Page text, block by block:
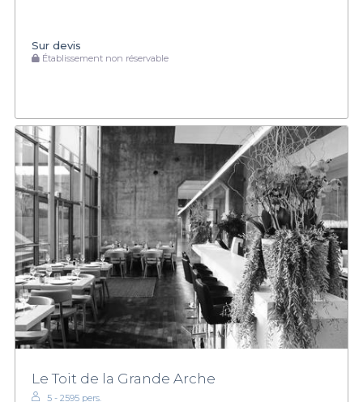
Sur devis
Établissement non réservable
Le Toit de la Grande Arche
5 - 2595 pers.